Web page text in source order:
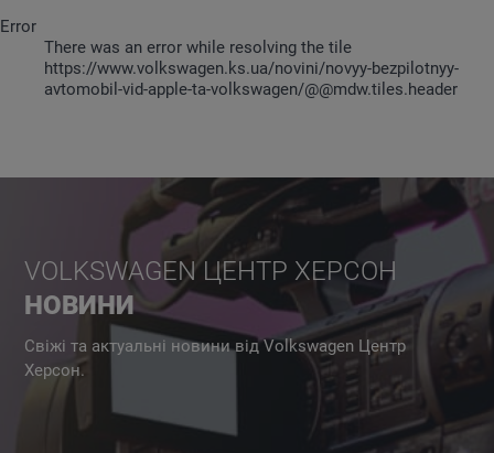
Error
There was an error while resolving the tile
https://www.volkswagen.ks.ua/novini/novyy-bezpilotnyy-
avtomobil-vid-apple-ta-volkswagen/@@mdw.tiles.header
VOLKSWAGEN ЦЕНТР ХЕРСОН
НОВИНИ
Свіжі та актуальні новини від Volkswagen Центр
Херсон.